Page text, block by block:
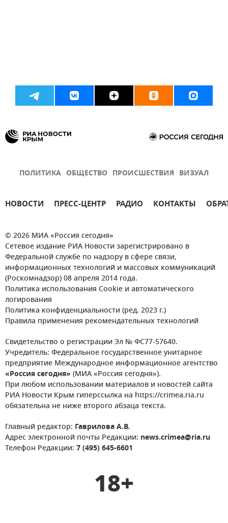
ПОЛИТИКА ОБЩЕСТВО ПРОИСШЕСТВИЯ ВИЗУАЛ
НОВОСТИ ПРЕСС-ЦЕНТР РАДИО КОНТАКТЫ
© 2026 МИА «Россия сегодня»
Сетевое издание РИА Новости зарегистрировано в
Федеральной службе по надзору в сфере связи,
информационных технологий и массовых коммуникаций
(Роскомнадзор) 08 апреля 2014 года.
Политика использования Cookie и автоматического
логирования
Политика конфиденциальности (ред. 2023 г.)
Правила применения рекомендательных технологий
Свидетельство о регистрации Эл № ФС77-57640.
Учредитель: Федеральное государственное унитарное
предприятие Международное информационное агентство
«Россия сегодня» (МИА «Россия сегодня»).
При любом использовании материалов и новостей сайта
РИА Новости Крым гиперссылка на https://crimea.ria.ru
обязательна не ниже второго абзаца текста.
Главный редактор: Гаврилова А.В.
Адрес электронной почты Редакции: news.crimea@ria.ru
Телефон Редакции: 7 (495) 645-6601
18+